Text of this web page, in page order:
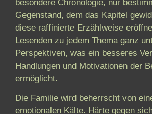
besondere Chronologie, nur
Gegenstand, dem das Kapitel
diese raffinierte Erzählweise
Lesenden zu jedem Thema ganz
Perspektiven, was ein besseres
Handlungen und Motivationen der
ermöglicht.
Die Familie wird beherrscht von
emotionalen Kälte. Härte gegen